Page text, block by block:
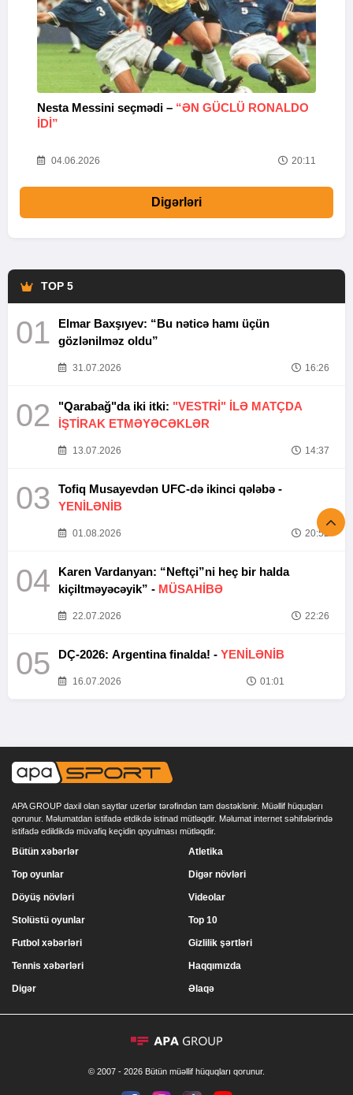
Nesta Messini seçmədi – “ƏN GÜCLÜ RONALDO
IDI”
04.06.2026 20:11
Digərləri
TOP 5
01
Elmar Baxşıyev: “Bu nəticə hamı üçün
gözlənilməz oldu”
31.07.2026 16:26
02 "Qarabağ"da iki itki: "VESTRİ" İLƏ MATÇDA
İŞTİRAK ETMƏYƏCƏKLƏR
13.07.2026 14:37
03
Tofiq Musayevdən UFC-də ikinci qələbə -
YENİLƏNİB
01.08.2026 20:52
04
Karen Vardanyan: “Neftçi”ni heç bir halda
kiçiltməyəcəyik” - MÜSAHİBƏ
22.07.2026 22:26
05 DÇ-2026: Argentina finalda! - YENİLƏNİB
16.07.2026 01:01
APA GROUP daxil olan saytlar uzerlər tərəfindən tam dəstəklənir. Müəllif hüquqları
qorunur. Məlumatdan istifadə etdikdə istinad mütləqdir. Məlumat internet səhifələrində
istifadə edildikdə müvafiq keçidin qoyulması mütləqdir.
Bütün xəbərlər
Top oyunlar
Döyüş növləri
Stolüstü oyunlar
Atletika
Digər növləri
Videolar
Top 10
Futbol xəbərləri
Tennis xəbərləri
Digər
Gizlilik şərtləri
Haqqımızda
Əlaqə
© 2007 - 2026 Bütün müəllif hüquqları qorunur.